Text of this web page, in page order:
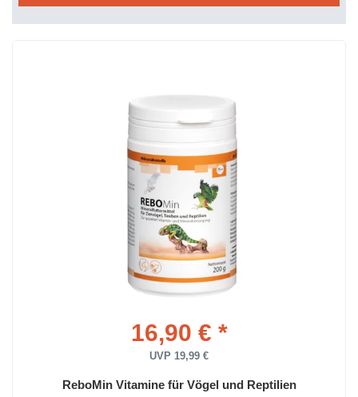
16,90 € *
UVP 19,99 €
ReboMin Vitamine für Vögel und Reptilien